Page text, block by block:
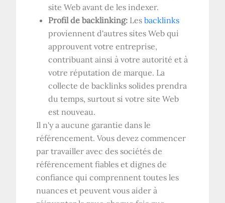
site Web avant de les indexer.
Profil de backlinking: Lesbacklinks
proviennent d'autres sites Web qui
approuvent votre entreprise,
contribuant ainsi à votre autorité et à
votre réputation de marque. La
collecte de backlinks solides prendra
du temps, surtout si votre site Web
est nouveau.
Il n'y a aucune garantie dans le
référencement. Vous devez commencer
par travailler avec des sociétés de
référencement fiables et dignes de
confiance qui comprennent toutes les
nuances et peuvent vous aider à